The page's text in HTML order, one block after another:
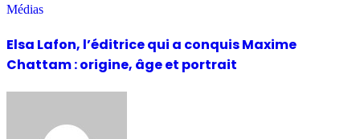
Médias
Elsa Lafon, l’éditrice qui a conquis Maxime
Chattam : origine, âge et portrait